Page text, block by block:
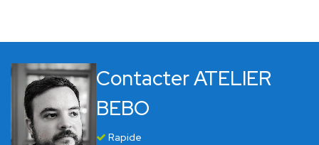
Contacter ATELIER
BEBO
Rapide